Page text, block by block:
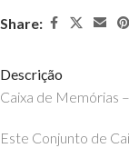
Share:
Descrição
Caixa de Memórias
Este Conjunto de